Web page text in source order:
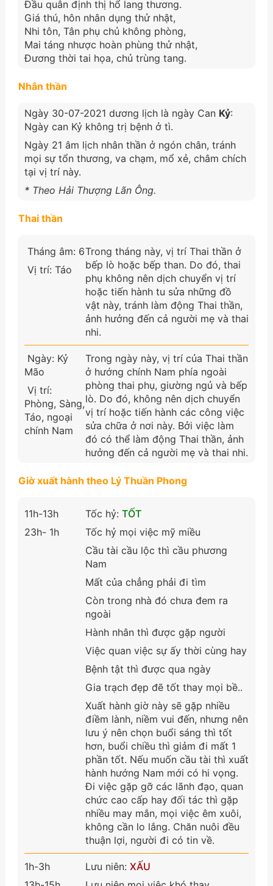
Đầu quân định thị hổ lang thương.
Giá thú, hôn nhân dụng thử nhật,
Nhi tôn, Tân phụ chủ không phòng,
Mai táng nhược hoàn phùng thử nhật,
Đương thời tai họa, chủ trùng tang.
Nhân thần
Ngày 30-07-2021 dương lịch là ngày Can Kỷ:
Ngày can Kỷ không trị bệnh ở tì.
Ngày 21 âm lịch nhân thần ở ngón chân, tránh
mọi sự tổn thương, va chạm, mổ xẻ, châm chích
tại vị trí này.
* Theo Hải Thượng Lãn Ông.
Thai thần
Tháng âm: 6
Vị trí: Táo
Trong tháng này, vị trí Thai thần ở
bếp lò hoặc bếp than. Do đó, thai
phụ không nên dịch chuyển vị trí
hoặc tiến hành tu sửa những đồ
vật này, tránh làm động Thai thần,
ảnh hưởng đến cả người mẹ và thai
nhi.
Ngày: Kỷ
Mão
Vị trí:
Phòng, Sàng,
Táo, ngoại
chính Nam
Trong ngày này, vị trí của Thai thần
ở hướng chính Nam phía ngoài
phòng thai phụ, giường ngủ và bếp
lò. Do đó, không nên dịch chuyển
vị trí hoặc tiến hành các công việc
sửa chữa ở nơi này. Bởi việc làm
đó có thể làm động Thai thần, ảnh
hưởng đến cả người mẹ và thai nhi.
Giờ xuất hành theo Lý Thuần Phong
11h-13h
23h- 1h
Tốc hỷ: TỐT
Tốc hỷ mọi việc mỹ miều
Cầu tài cầu lộc thì cầu phương
Nam
Mất của chẳng phải đi tìm
Còn trong nhà đó chưa đem ra
ngoài
Hành nhân thì được gặp người
Việc quan việc sự ấy thời cùng hay
Bệnh tật thì được qua ngày
Gia trạch đẹp đẽ tốt thay mọi bề..
Xuất hành giờ này sẽ gặp nhiều
điềm lành, niềm vui đến, nhưng nên
lưu ý nên chọn buổi sáng thì tốt
hơn, buổi chiều thì giảm đi mất 1
phần tốt. Nếu muốn cầu tài thì xuất
hành hướng Nam mới có hi vọng.
Đi việc gặp gỡ các lãnh đạo, quan
chức cao cấp hay đối tác thì gặp
nhiều may mắn, mọi việc êm xuôi,
không cần lo lắng. Chăn nuôi đều
thuận lợi, người đi có tin về.
1h-3h
Lưu niên: XẤU